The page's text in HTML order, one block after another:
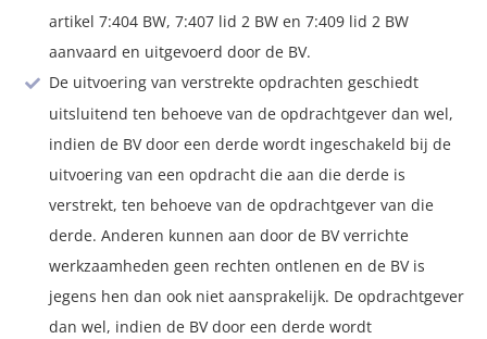
artikel 7:404 BW, 7:407 lid 2 BW en 7:409 lid 2 BW
aanvaard en uitgevoerd door de BV.
De uitvoering van verstrekte opdrachten geschiedt
uitsluitend ten behoeve van de opdrachtgever dan wel,
indien de BV door een derde wordt ingeschakeld bij de
uitvoering van een opdracht die aan die derde is
verstrekt, ten behoeve van de opdrachtgever van die
derde. Anderen kunnen aan door de BV verrichte
werkzaamheden geen rechten ontlenen en de BV is
jegens hen dan ook niet aansprakelijk. De opdrachtgever
dan wel, indien de BV door een derde wordt